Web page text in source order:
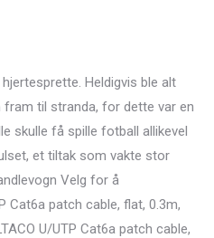
Heldigvis ble alt
til stranda, for dette var en
skulle få spille fotball allikevel
et tiltak som vakte stor
Velg for å
Cat6a patch cable, flat, 0.3m,
U/UTP Cat6a patch cable,